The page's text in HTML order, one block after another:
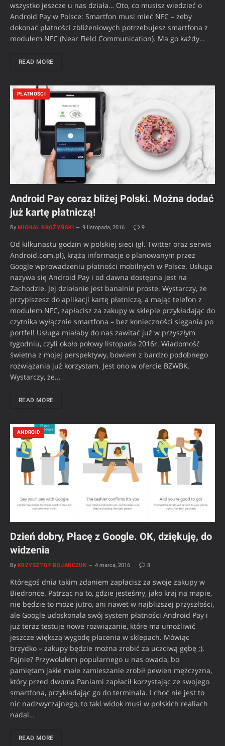
wszystko jeszcze u nas działa… Oto, co musisz wiedzieć o
Android Pay w Polsce: Smartfon musi mieć NFC – żeby
dokonać płatności zbliżeniowych potrzebujesz smartfona z
modułem NFC (Near Field Communication). Ma go każdy…
READ MORE
PŁATNOŚCI
Android Pay coraz bliżej Polski. Można dodać
już kartę płatniczą!
By MICHAŁ BROŻYŃSKI 9 listopada, 2016 9
Od kilkunastu godzin w polskiej sieci (gł. Twitter oraz serwis
Android.com.pl), krążą informacje o planowanym przez
Google wprowadzeniu płatności mobilnych w Polsce. Usługa
nazywa się Android Pay i od dawna dostępna jest na
Zachodzie. Jej działanie jest banalnie proste. Wystarczy, że
przypiszesz do aplikacji kartę płatniczą, a mając telefon z
modułem NFC, zapłacisz za zakupy w sklepie przykładając do
czytnika wyłącznie smartfona – bez konieczności sięgania po
portfel! Usługa miałaby do nas zawitać już w przyszłym
tygodniu, czyli około połowy listopada 2016r. Wiadomość
świetna z mojej perspektywy, bowiem z bardzo podobnego
rozwiązania już korzystam. Jest ono w ofercie BZWBK.
Wystarczy, że…
READ MORE
ANDROID
Dzień dobry, Płacę z Google. OK, dziękuję, do
widzenia
By KRZYSZTOF BOJARCZUK 4 marca, 2016 8
Któregoś dnia takim zdaniem zapłacisz za swoje zakupy w
Biedronce. Patrząc na to, gdzie jesteśmy, jako kraj na mapie,
nie będzie to może jutro, ani nawet w najbliższej przyszłości,
ale Google udoskonala swój system płatności Android Pay i
już teraz testuje nowe rozwiązanie, które ma umożliwić
jeszcze większą wygodę płacenia w sklepach. Mówiąc
brzydko – zakupy będzie można zrobić za uczciwą gębę ;).
Fajnie? Przywołałem popularnego u nas owada, bo
pamiętam jakie małe zamieszanie zrobił pewien mężczyzna,
który przed dwoma Paniami zapłacił korzystając ze swojego
smartfona, przykładając go do terminala. I choć nie jest to
nic nadzwyczajnego, to taki widok musi w polskich realiach
nadal…
READ MORE